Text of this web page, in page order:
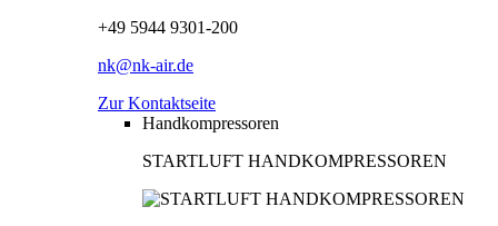
+49 5944 9301-200
nk@nk-air.de
Zur Kontaktseite
Handkompressoren
STARTLUFT HANDKOMPRESSOREN